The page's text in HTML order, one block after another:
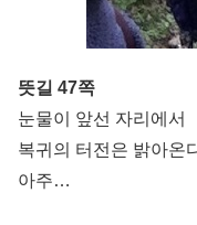
뜻길 47쪽
눈물이 앞선 자리에서
복귀의 터전은 밝아온
아주…